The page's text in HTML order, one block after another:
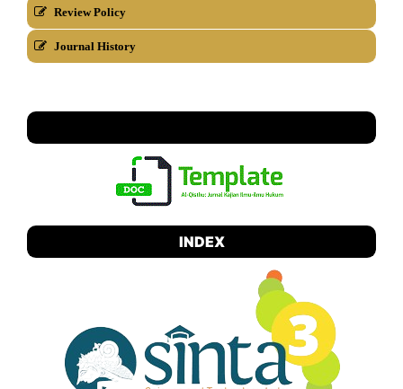
Review Policy
Journal History
INDEX